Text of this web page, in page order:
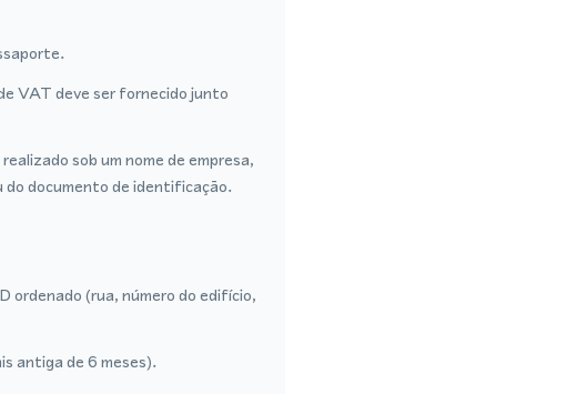
VAT deve ser fornecido junto
sob um nome de empresa,
do documento de identificação.
ordenado (rua, número do edifício,
antiga de 6 meses).